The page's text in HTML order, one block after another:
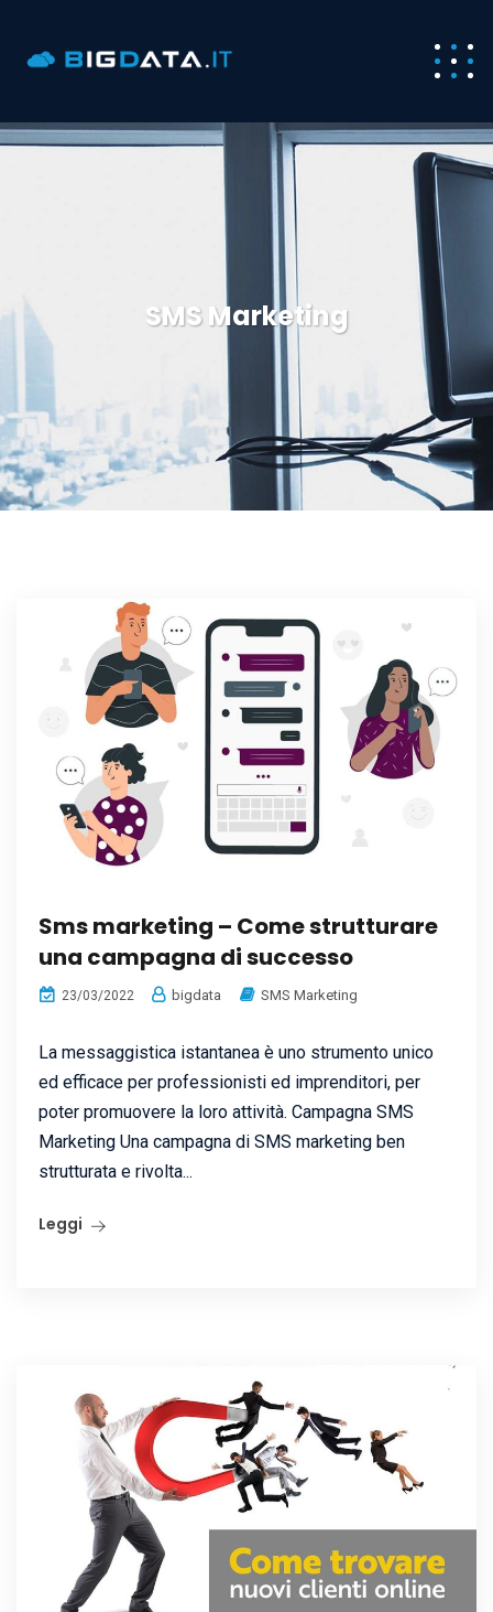
SMS Marketing
Sms marketing – Come strutturare
una campagna di successo
23/03/2022 bigdata SMS Marketing
La messaggistica istantanea è uno strumento unico
ed efficace per professionisti ed imprenditori, per
poter promuovere la loro attività. Campagna SMS
Marketing Una campagna di SMS marketing ben
strutturata e rivolta...
Leggi